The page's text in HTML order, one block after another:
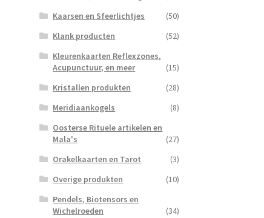
Kaarsen en Sfeerlichtjes
(50)
Klank producten
(52)
Kleurenkaarten Reflexzones,
Acupunctuur, en meer
(15)
Kristallen produkten
(28)
Meridiaankogels
(8)
Oosterse Rituele artikelen en
Mala's
(27)
Orakelkaarten en Tarot
(3)
Overige produkten
(10)
Pendels, Biotensors en
Wichelroeden
(34)